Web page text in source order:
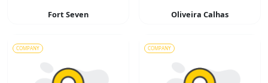
Fort Seven Oliveira Calhas
COMPANY COMPANY